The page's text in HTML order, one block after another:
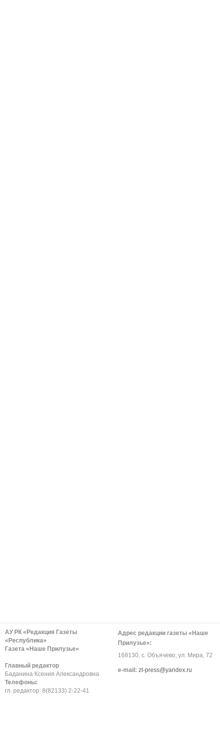
АУ РК «Редакция Газеты
«Республика»
Газета «Наше Прилузье»
Главный редактор
Баданина Ксения Александровна
Телефоны:
гл. редактор: 8(82133) 2-22-41
Адрес редакции газеты «Наше
Прилузье»:
168130, с. Объячево, ул. Мира, 72
е-mail: zt-press@yandex.ru